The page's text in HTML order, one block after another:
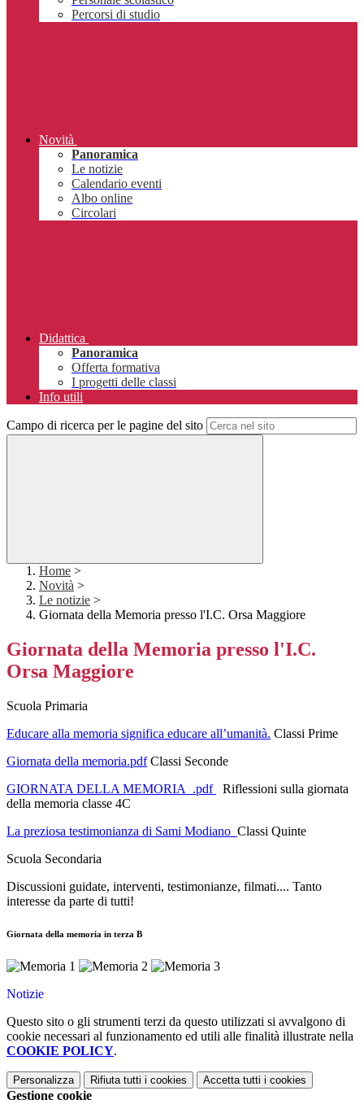
Percorsi di studio
Novità
Panoramica
Le notizie
Calendario eventi
Albo online
Circolari
Didattica
Panoramica
Offerta formativa
I progetti delle classi
Info utili
Campo di ricerca per le pagine del sito
Home >
Novità >
Le notizie >
Giornata della Memoria presso l'I.C. Orsa Maggiore
Giornata della Memoria presso l'I.C.
Orsa Maggiore
Scuola Primaria
Educare alla memoria significa educare all’umanità. Classi Prime
Giornata della memoria.pdfClassi Seconde
GIORNATA DELLA MEMORIA .pdf
Riflessioni sulla giornata
della memoria classe 4C
La preziosa testimonianza di Sami Modiano Classi Quinte
Scuola Secondaria
Discussioni guidate, interventi, testimonianze, filmati.... Tanto
interesse da parte di tutti!
Giornata della memoria in terza B
Notizie
Questo sito o gli strumenti terzi da questo utilizzati si avvalgono di
cookie necessari al funzionamento ed utili alle finalità illustrate nella
COOKIE POLICY.
Personalizza Rifiuta tutti i cookies Accetta tutti i cookies
Gestione cookie